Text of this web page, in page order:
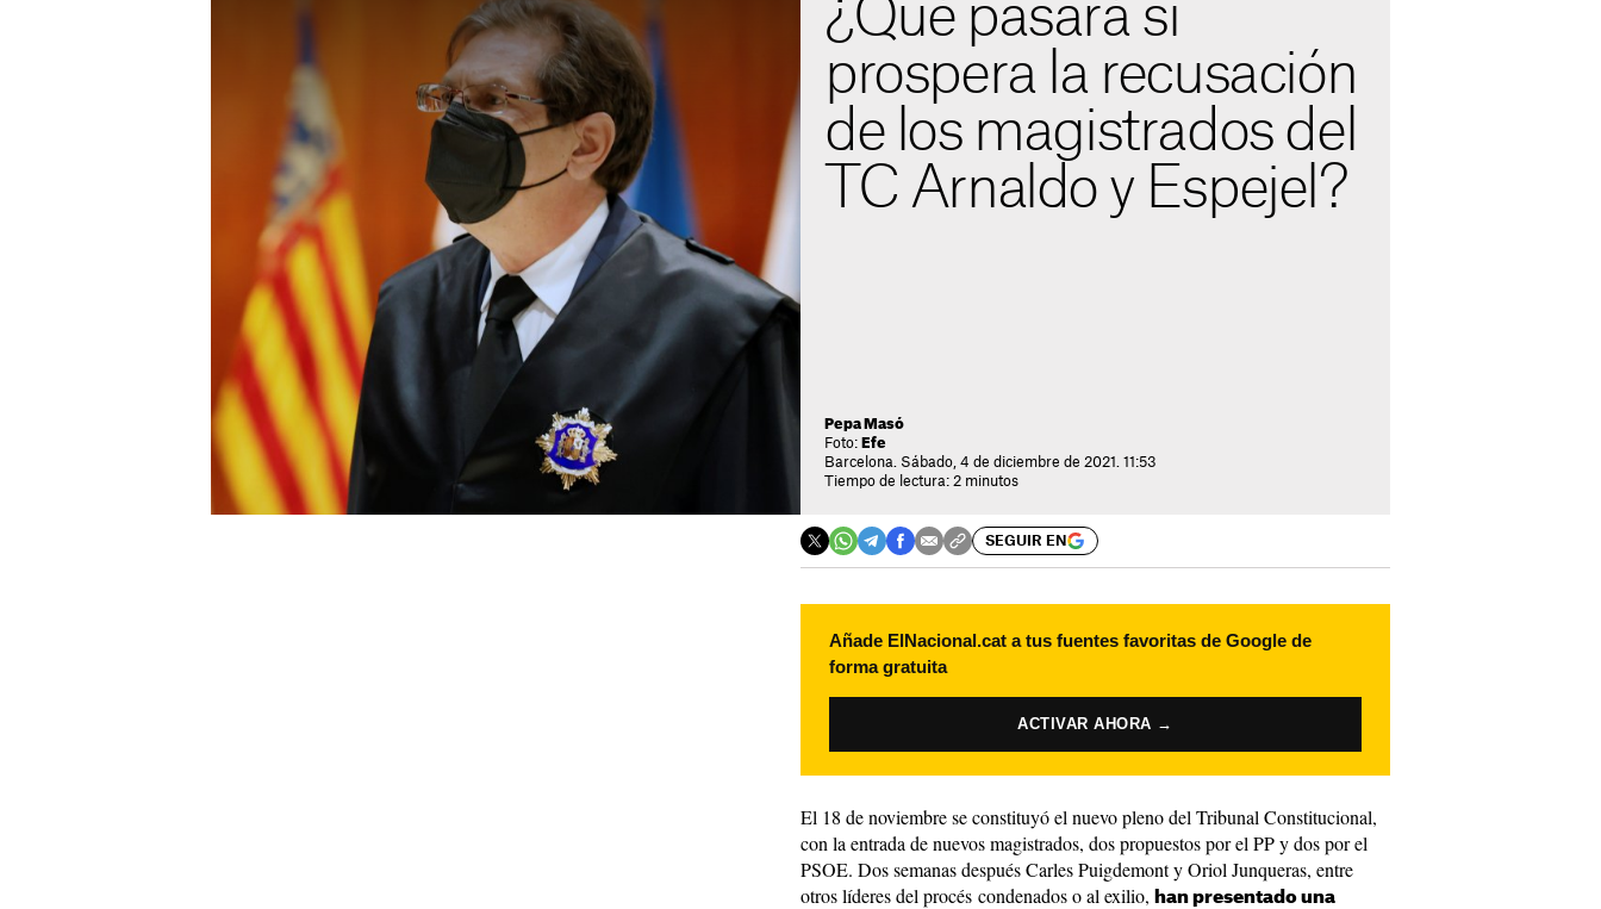
¿Qué pasará si
prospera la recusación
de los magistrados del
TC Arnaldo y Espejel?
Pepa Masó
Foto: Efe
Barcelona. Sábado, 4 de diciembre de 2021. 11:53
Tiempo de lectura: 2 minutos
SEGUIR EN
Añade ElNacional.cat a tus fuentes favoritas de Google de
forma gratuita
ACTIVAR AHORA →
El 18 de noviembre se constituyó el nuevo pleno del Tribunal Constitucional,
con la entrada de nuevos magistrados, dos propuestos por el PP y dos por el
PSOE. Dos semanas después Carles Puigdemont y Oriol Junqueras, entre
otros líderes del procés condenados o al exilio, han presentado una